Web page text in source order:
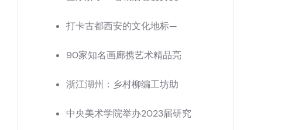
打卡古都西安的文化地标—
90家知名画廊携艺术精品亮
浙江湖州：乡村柳编工坊助
中央美术学院举办2023届研究